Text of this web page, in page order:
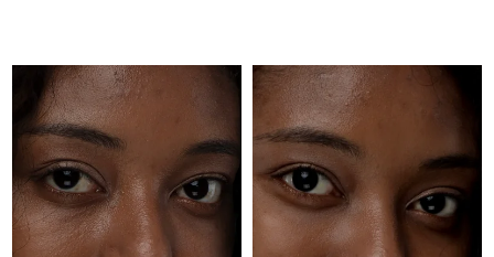
ESPADA™ 設備
All acne treatment devices
眼部護理設備
All revitalizing eye massagers
KIWI™ 皮肤护理
Advanced pore care essentials
LUNA™ Dual-Peptide Scalp
Serum
For healthy hair
issa™ Teeth Whitening Gel
18% PAP
護膚品 男士
曼島 預計送達日期 8/12/26
以色列 預計送達日期
義大利 預計送達日期 8/10/26
日本 預計送達日期 8/13/26